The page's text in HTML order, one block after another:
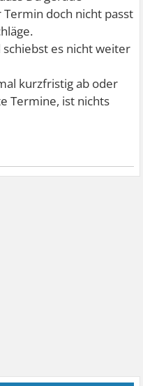
doch nicht passt
schiebst es nicht weiter
kurzfristig ab oder
Termine, ist nichts